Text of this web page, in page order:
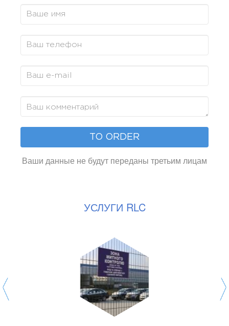
TO ORDER
Ваши данные не будут переданы третьим лицам
УСЛУГИ RLC